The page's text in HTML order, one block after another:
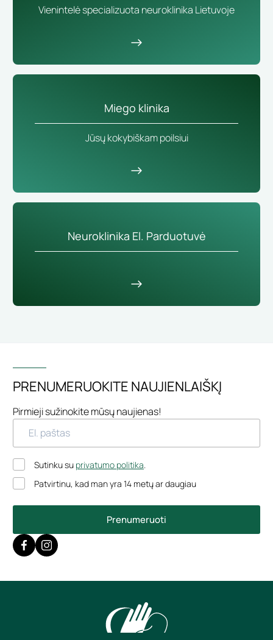
Vienintelė specializuota neuroklinika Lietuvoje
Miego klinika
Jūsų kokybiškam poilsiui
Neuroklinika El. Parduotuvė
PRENUMERUOKITE NAUJIENLAIŠKĮ
Pirmieji sužinokite mūsų naujienas!
Prenumeruoti
Sutinku su privatumo politika.
Patvirtinu, kad man yra 14 metų ar daugiau